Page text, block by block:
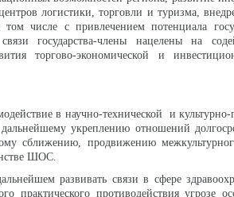
логистики, торговли и туризма,
числе с привлечением потенциала
государства-члены нацелены на
торгово-экономической и
в научно-технической и
укреплению отношений
сближению, продвижению
ШОС.
развивать связи в сфере
практического противодействия угрозе